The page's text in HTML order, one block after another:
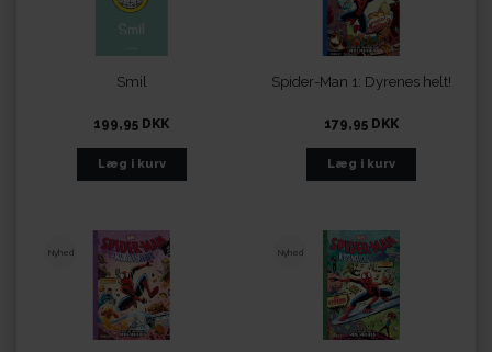
Smil
199,95 DKK
Spider-Man 1: Dyrenes helt!
179,95 DKK
Nyhed Nyhed